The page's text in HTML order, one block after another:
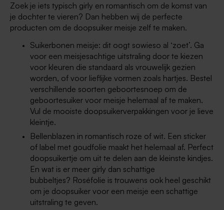
Zoek je iets typisch girly en romantisch om de komst van
je dochter te vieren? Dan hebben wij de perfecte
producten om de doopsuiker meisje zelf te maken.
Suikerbonen meisje: dit oogt sowieso al ‘zoet’. Ga
voor een meisjesachtige uitstraling door te kiezen
voor kleuren die standaard als vrouwelijk gezien
worden, of voor lieflijke vormen zoals hartjes. Bestel
verschillende soorten geboortesnoep om de
geboortesuiker voor meisje helemaal af te maken.
Vul de mooiste doopsuikerverpakkingen voor je lieve
kleintje.
Bellenblazen in romantisch roze of wit. Een sticker
of label met goudfolie maakt het helemaal af. Perfect
doopsuikertje om uit te delen aan de kleinste kindjes.
En wat is er meer girly dan schattige
bubbeltjes? Roséfolie is trouwens ook heel geschikt
om je doopsuiker voor een meisje een schattige
uitstraling te geven.